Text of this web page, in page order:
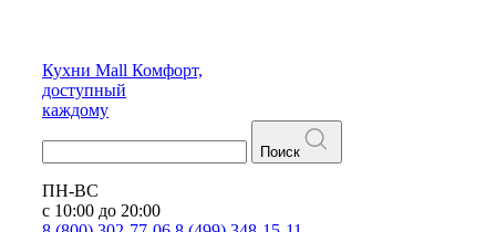
Кухни Mall Комфорт,
доступный
каждому
Поиск
ПН-ВС
с 10:00 до 20:00